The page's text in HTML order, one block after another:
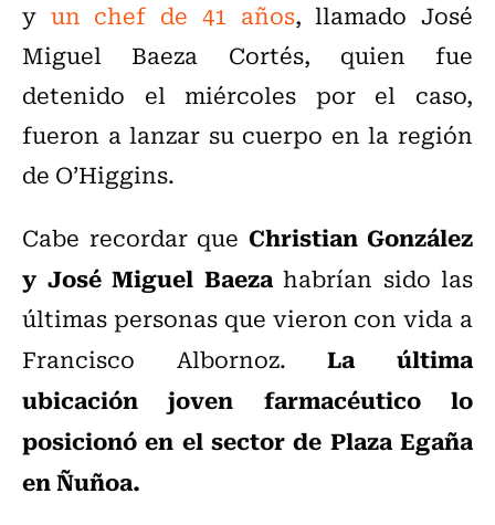
y un chef de 41 años, llamado José
Miguel Baeza Cortés, quien fue
detenido el miércoles por el caso,
fueron a lanzar su cuerpo en la región
de O’Higgins.
Cabe recordar que Christian González
y José Miguel Baezahabrían sido las
últimas personas que vieron con vida a
Francisco Albornoz. La última
ubicación joven farmacéutico lo
posicionó en el sector de Plaza Egaña
en Ñuñoa.